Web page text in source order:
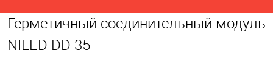
Герметичный соединительный модуль
NILED DD 35